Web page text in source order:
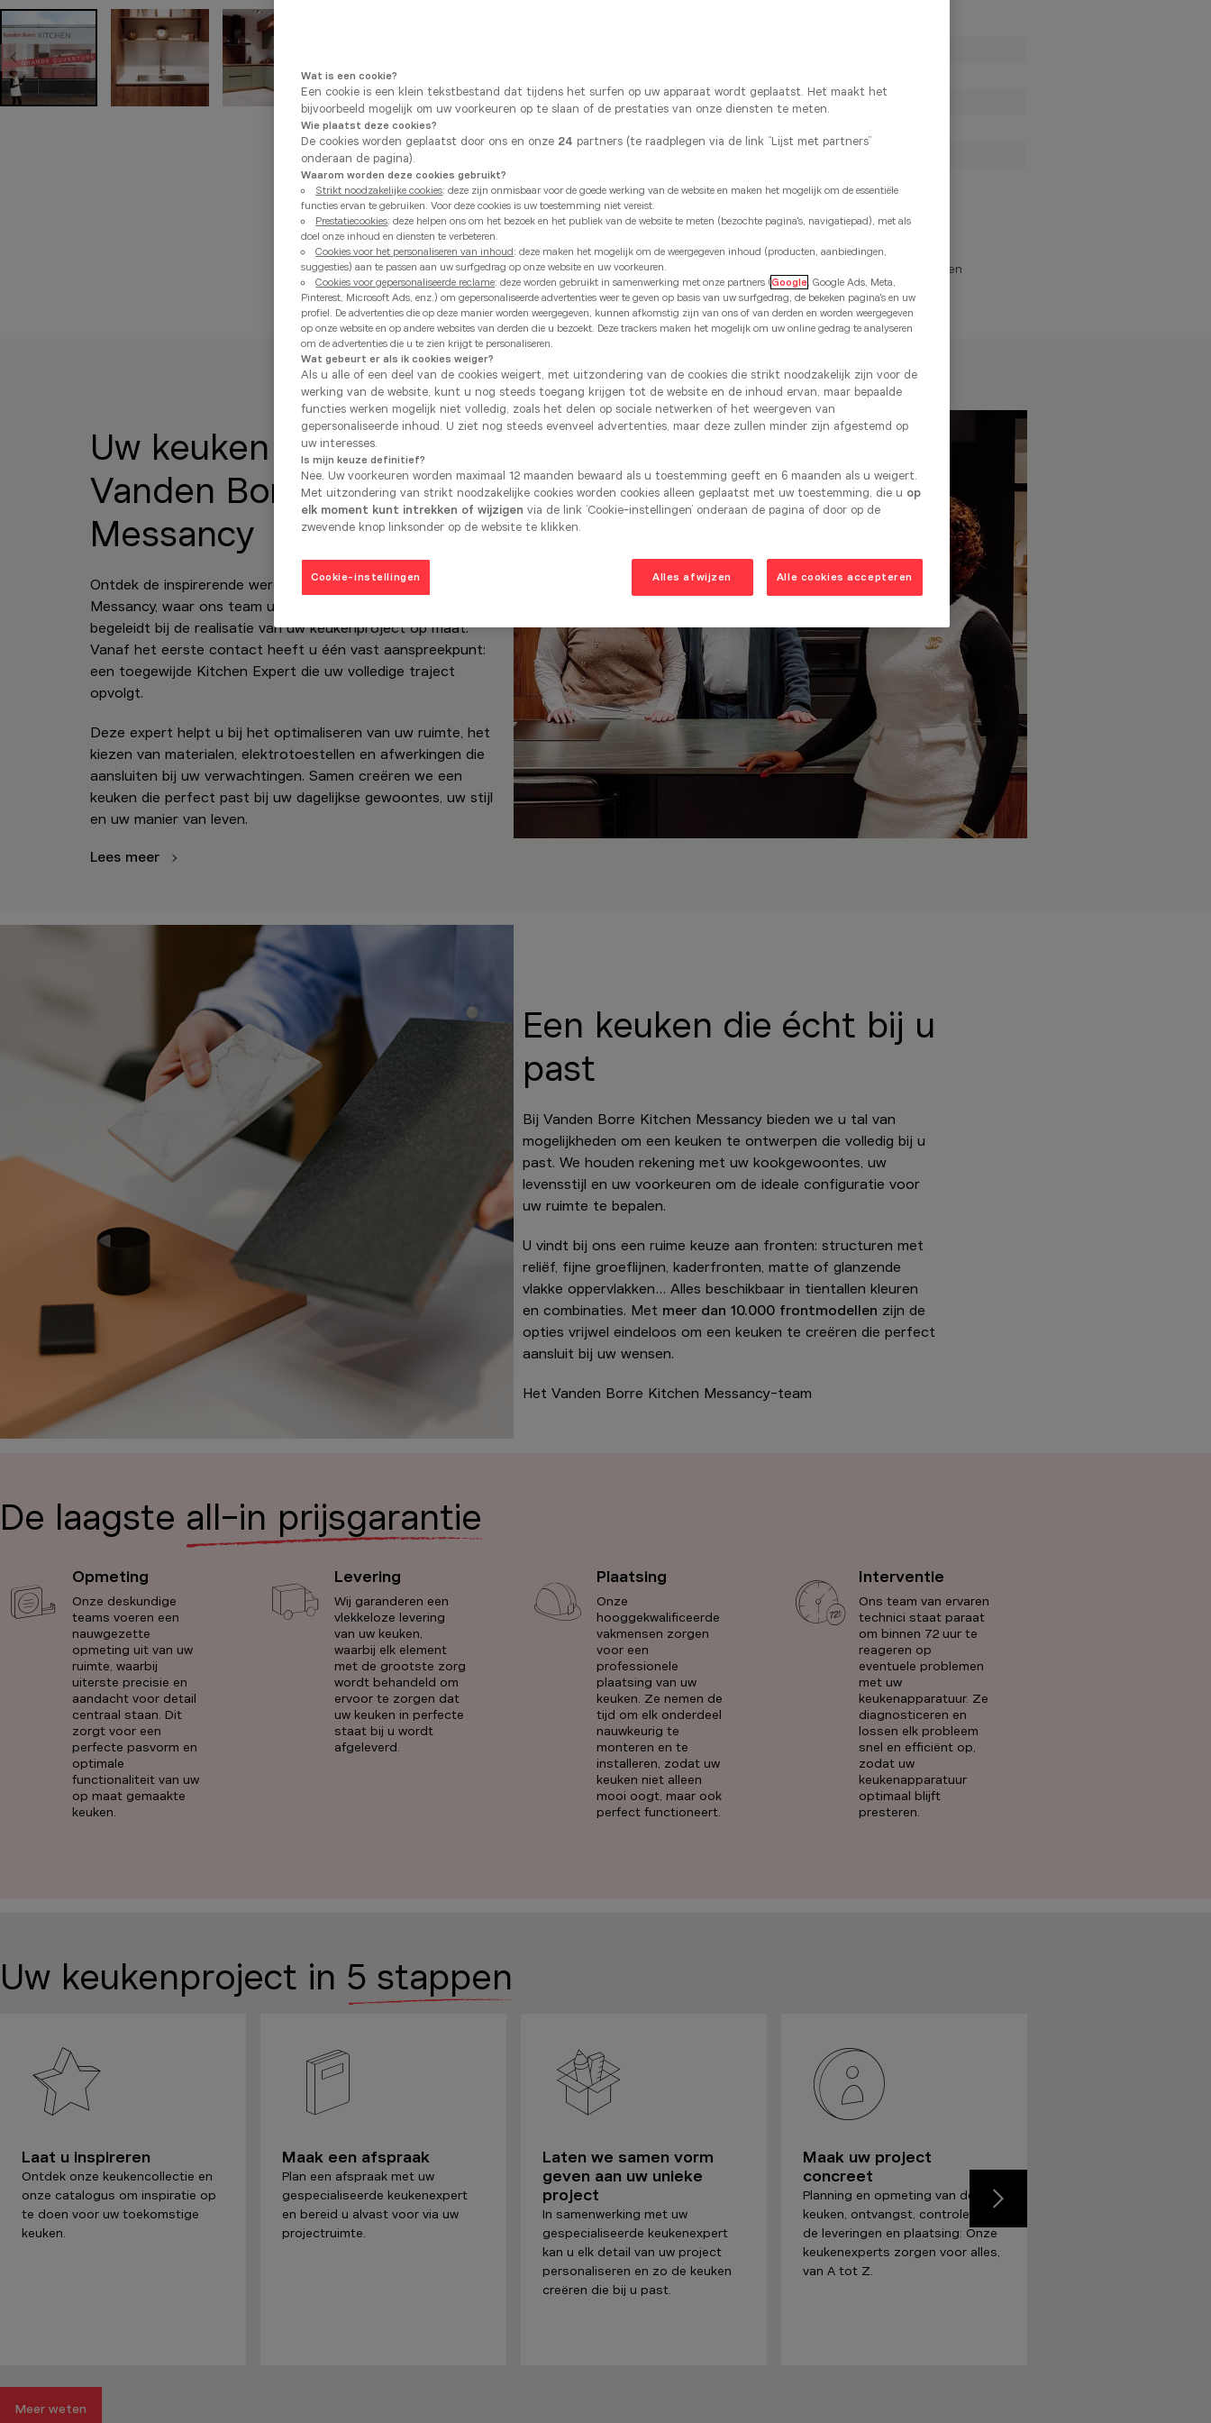
E-mail sturen
Donderdag
Onze uitzonderlijke openingsuren
Uitzonderlijk gesloten
Uw keuken op maatbij
Vanden Borre Kitchen
Messancy
Ontdek de inspirerende wereld van Vanden Borre Kitchen
Messancy, waar ons team u met plezier ontvangt en u
begeleidt bij de realisatie van uw keukenproject op maat.
Vanaf het eerste contact heeft u één vast aanspreekpunt:
een toegewijde Kitchen Expert die uw volledige traject
opvolgt.
Deze expert helpt u bij het optimaliseren van uw ruimte, het
kiezen van materialen, elektrotoestellen en afwerkingen die
aansluiten bij uw verwachtingen. Samen creëren we een
keuken die perfect past bij uw dagelijkse gewoontes, uw stijl
en uw manier van leven.
Lees meer
Een keuken die écht bij u
past
Bij Vanden Borre Kitchen Messancy bieden we u tal van
mogelijkheden om een keuken te ontwerpen die volledig bij u
past. We houden rekening met uw kookgewoontes, uw
levensstijl en uw voorkeuren om de ideale configuratie voor
uw ruimte te bepalen.
U vindt bij ons een ruime keuze aan fronten: structuren met
reliëf, fijne groeflijnen, kaderfronten, matte of glanzende
vlakke oppervlakken… Alles beschikbaar in tientallen kleuren
en combinaties. Met meer dan 10.000 frontmodellen zijn de
opties vrijwel eindeloos om een keuken te creëren die perfect
aansluit bij uw wensen.
Het Vanden Borre Kitchen Messancy-team
De laagste all-in prijsgarantie
Opmeting
Onze deskundige
teams voeren een
nauwgezette
opmeting uit van uw
ruimte, waarbij
uiterste precisie en
aandacht voor detail
centraal staan. Dit
zorgt voor een
perfecte pasvorm en
optimale
functionaliteit van uw
op maat gemaakte
keuken.
Levering
Wij garanderen een
vlekkeloze levering
van uw keuken,
waarbij elk element
met de grootste zorg
wordt behandeld om
ervoor te zorgen dat
uw keuken in perfecte
staat bij u wordt
afgeleverd.
Plaatsing
Onze
hooggekwalificeerde
vakmensen zorgen
voor een
professionele
plaatsing van uw
keuken. Ze nemen de
tijd om elk onderdeel
nauwkeurig te
monteren en te
installeren, zodat uw
keuken niet alleen
mooi oogt, maar ook
perfect functioneert.
Interventie
Ons team van ervaren
technici staat paraat
om binnen 72 uur te
reageren op
eventuele problemen
met uw
keukenapparatuur. Ze
diagnosticeren en
lossen elk probleem
snel en efficiënt op,
zodat uw
keukenapparatuur
optimaal blijft
presteren.
Uw keukenproject in 5 stappen
Laat u inspireren
Ontdek onze keukencollectie en
onze catalogus om inspiratie op
te doen voor uw toekomstige
keuken.
Maak een afspraak
Plan een afspraak met uw
gespecialiseerde keukenexpert
en bereid u alvast voor via uw
projectruimte.
Laten we samen vorm
geven aan uw unieke
project
In samenwerking met uw
gespecialiseerde keukenexpert
kan u elk detail van uw project
personaliseren en zo de keuken
creëren die bij u past.
Maak uw project
concreet
Planning en opmeting van de
keuken, ontvangst, controle van
de leveringen en plaatsing: Onze
keukenexperts zorgen voor alles,
van A tot Z.
Previous
Meer weten
Wat is een cookie?
Een cookie is een klein tekstbestand dat tijdens het surfen op uw apparaat wordt geplaatst. Het maakt het
bijvoorbeeld mogelijk om uw voorkeuren op te slaan of de prestaties van onze diensten te meten.
Wie plaatst deze cookies?
De cookies worden geplaatst door ons en onze 24 partners (te raadplegen via de link “Lijst met partners”
onderaan de pagina).
Waarom worden deze cookies gebruikt?
Strikt noodzakelijke cookies: deze zijn onmisbaar voor de goede werking van de website en maken het mogelijk om de essentiële
functies ervan te gebruiken. Voor deze cookies is uw toestemming niet vereist.
Prestatiecookies: deze helpen ons om het bezoek en het publiek van de website te meten (bezochte pagina's, navigatiepad), met als
doel onze inhoud en diensten te verbeteren.
Cookies voor het personaliseren van inhoud: deze maken het mogelijk om de weergegeven inhoud (producten, aanbiedingen,
suggesties) aan te passen aan uw surfgedrag op onze website en uw voorkeuren.
Cookies voor gepersonaliseerde reclame: deze worden gebruikt in samenwerking met onze partners (Google , Google Ads, Meta,
Pinterest, Microsoft Ads, enz.) om gepersonaliseerde advertenties weer te geven op basis van uw surfgedrag, de bekeken pagina's en uw
profiel. De advertenties die op deze manier worden weergegeven, kunnen afkomstig zijn van ons of van derden en worden weergegeven
op onze website en op andere websites van derden die u bezoekt. Deze trackers maken het mogelijk om uw online gedrag te analyseren
om de advertenties die u te zien krijgt te personaliseren.
Wat gebeurt er als ik cookies weiger?
Als u alle of een deel van de cookies weigert, met uitzondering van de cookies die strikt noodzakelijk zijn voor de
werking van de website, kunt u nog steeds toegang krijgen tot de website en de inhoud ervan, maar bepaalde
functies werken mogelijk niet volledig, zoals het delen op sociale netwerken of het weergeven van
gepersonaliseerde inhoud. U ziet nog steeds evenveel advertenties, maar deze zullen minder zijn afgestemd op
uw interesses.
Is mijn keuze definitief?
Nee. Uw voorkeuren worden maximaal 12 maanden bewaard als u toestemming geeft en 6 maanden als u weigert.
Met uitzondering van strikt noodzakelijke cookies worden cookies alleen geplaatst met uw toestemming, die u op
elk moment kunt intrekken of wijzigen via de link ‘Cookie-instellingen’ onderaan de pagina of door op de
zwevende knop linksonder op de website te klikken.
Cookie-instellingen Alles afwijzen Alle cookies accepteren